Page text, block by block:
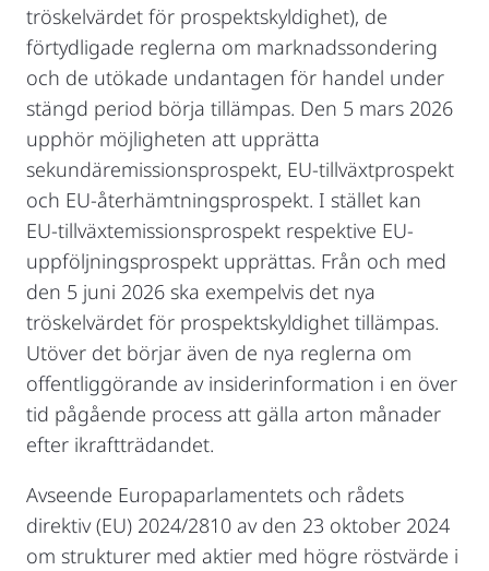
tröskelvärdet för prospektskyldighet), de
förtydligade reglerna om marknadssondering
och de utökade undantagen för handel under
stängd period börja tillämpas. Den 5 mars 2026
upphör möjligheten att upprätta
sekundäremissionsprospekt, EU-tillväxtprospekt
och EU-återhämtningsprospekt. I stället kan
EU‑tillväxtemissionsprospekt respektive EU-
uppföljningsprospekt upprättas. Från och med
den 5 juni 2026 ska exempelvis det nya
tröskelvärdet för prospektskyldighet tillämpas.
Utöver det börjar även de nya reglerna om
offentliggörande av insiderinformation i en över
tid pågående process att gälla arton månader
efter ikraftträdandet.
Avseende Europaparlamentets och rådets
direktiv (EU) 2024/2810 av den 23 oktober 2024
om strukturer med aktier med högre röstvärde i